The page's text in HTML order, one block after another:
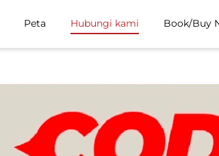
Peta Hubungi kami Book/Buy